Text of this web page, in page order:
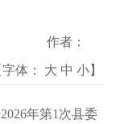
作者：
字体： 大 中 小】
年第1次县委